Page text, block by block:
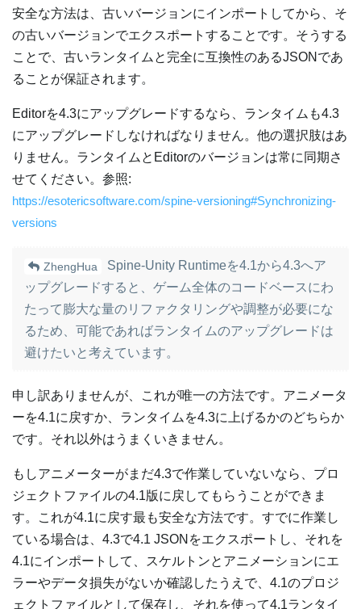
安全な方法は、古いバージョンにインポートしてから、そ
の古いバージョンでエクスポートすることです。そうする
ことで、古いランタイムと完全に互換性のあるJSONであ
ることが保証されます。
Editorを4.3にアップグレードするなら、ランタイムも4.3
にアップグレードしなければなりません。他の選択肢はあ
りません。ランタイムとEditorのバージョンは常に同期さ
せてください。参照:
https://esotericsoftware.com/spine-versioning#Synchronizing-
versions
ZhengHua
Spine-Unity Runtimeを4.1から4.3へア
ップグレードすると、ゲーム全体のコードベースにわ
たって膨大な量のリファクタリングや調整が必要にな
るため、可能であればランタイムのアップグレードは
避けたいと考えています。
申し訳ありませんが、これが唯一の方法です。アニメータ
ーを4.1に戻すか、ランタイムを4.3に上げるかのどちらか
です。それ以外はうまくいきません。
もしアニメーターがまだ4.3で作業していないなら、プロ
ジェクトファイルの4.1版に戻してもらうことができま
す。これが4.1に戻す最も安全な方法です。すでに作業し
ている場合は、4.3で4.1 JSONをエクスポートし、それを
4.1にインポートして、スケルトンとアニメーションにエ
ラーやデータ損失がないか確認したうえで、4.1のプロジ
ェクトファイルとして保存し、それを使って4.1ランタイ